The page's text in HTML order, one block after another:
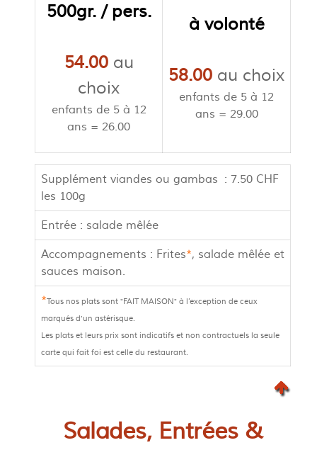
500gr. / pers.
54.00 au
choix
enfants de 5 à 12
ans = 26.00
à volonté
58.00 au choix
enfants de 5 à 12
ans = 29.00
Supplément viandes ou gambas : 7.50 CHF
les 100g
Entrée : salade mêlée
Accompagnements : Frites*, salade mêlée et
sauces maison.
*Tous nos plats sont "FAIT MAISON" à l’exception de ceux
marqués d'un astérisque.
Les plats et leurs prix sont indicatifs et non contractuels la seule
carte qui fait foi est celle du restaurant.
Salades, Entrées&